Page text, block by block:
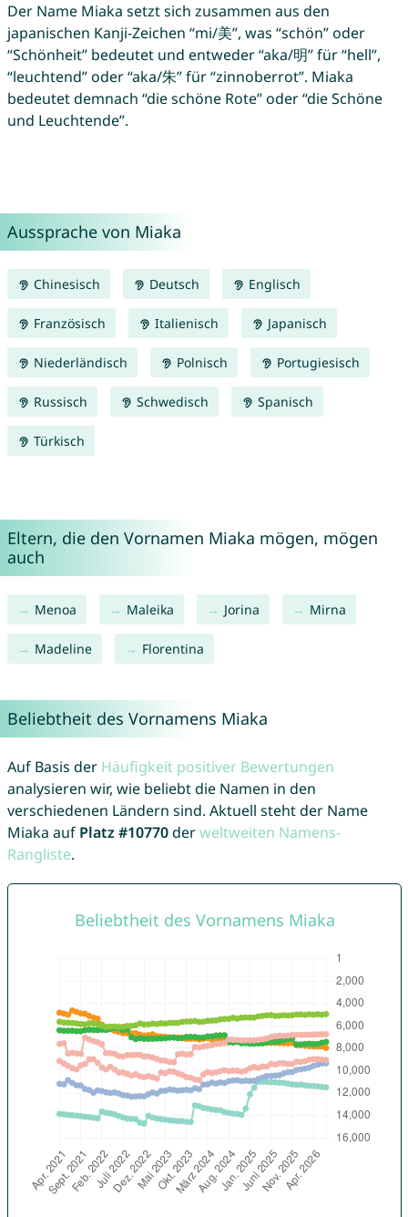
Der Name Miaka setzt sich zusammen aus den
japanischen Kanji-Zeichen “mi/美”, was “schön” oder
“Schönheit” bedeutet und entweder “aka/明” für “hell”,
“leuchtend” oder “aka/朱” für “zinnoberrot”. Miaka
bedeutet demnach “die schöne Rote” oder “die Schöne
und Leuchtende”.
Aussprache von Miaka
Chinesisch Deutsch Englisch
Französisch Italienisch Japanisch
Niederländisch Polnisch Portugiesisch
Russisch Schwedisch Spanisch
Türkisch
Eltern, die den Vornamen Miaka mögen, mögen
auch
Menoa Maleika Jorina Mirna
Madeline Florentina
Beliebtheit des Vornamens Miaka
Auf Basis der Häufigkeit positiver Bewertungen
analysieren wir, wie beliebt die Namen in den
verschiedenen Ländern sind. Aktuell steht der Name
Miaka auf Platz #10770derweltweiten Namens-
Rangliste.